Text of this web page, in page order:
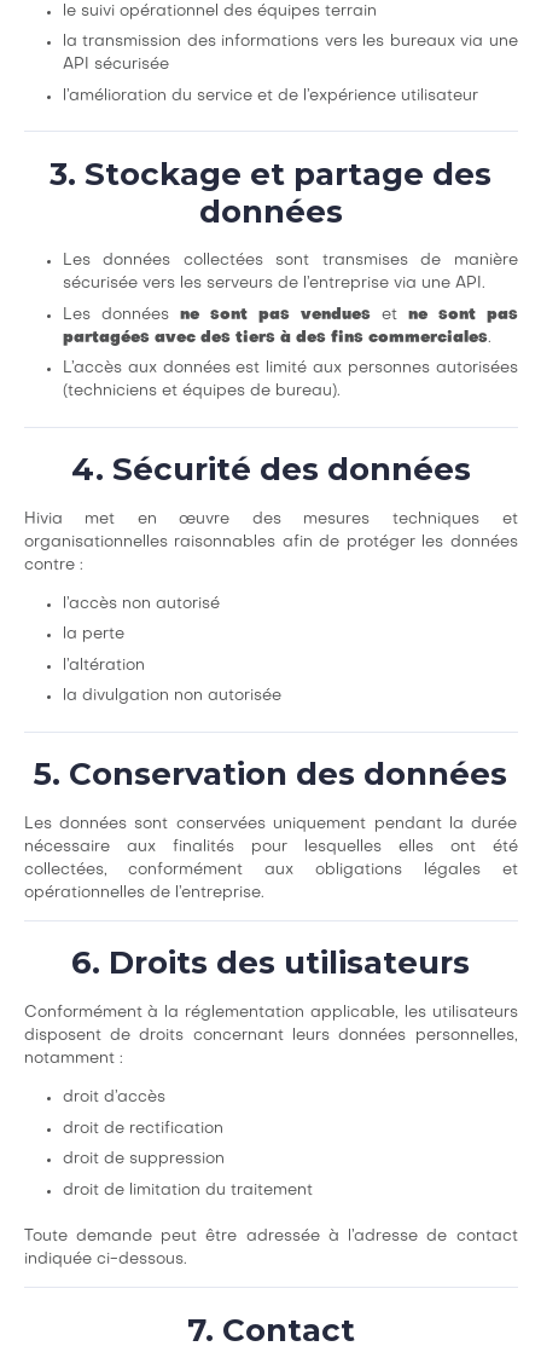
le suivi opérationnel des équipes terrain
la transmission des informations vers les bureaux via une
API sécurisée
l’amélioration du service et de l’expérience utilisateur
3. Stockage et partage des
données
Les données collectées sont transmises de manière
sécurisée vers les serveurs de l’entreprise via une API.
Les données ne sont pas vendueset ne sont pas
partagées avec des tiers à des fins commerciales.
L’accès aux données est limité aux personnes autorisées
(techniciens et équipes de bureau).
4. Sécurité des données
Hivia met en œuvre des mesures techniques et
organisationnelles raisonnables afin de protéger les données
contre :
l’accès non autorisé
la perte
l’altération
la divulgation non autorisée
5. Conservation des données
Les données sont conservées uniquement pendant la durée
nécessaire aux finalités pour lesquelles elles ont été
collectées, conformément aux obligations légales et
opérationnelles de l’entreprise.
6. Droits des utilisateurs
Conformément à la réglementation applicable, les utilisateurs
disposent de droits concernant leurs données personnelles,
notamment :
droit d’accès
droit de rectification
droit de suppression
droit de limitation du traitement
Toute demande peut être adressée à l’adresse de contact
indiquée ci-dessous.
7. Contact